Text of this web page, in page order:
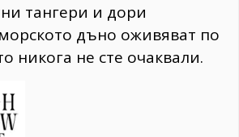
тангери и дори
дъно оживяват по
никога не сте очаквали.